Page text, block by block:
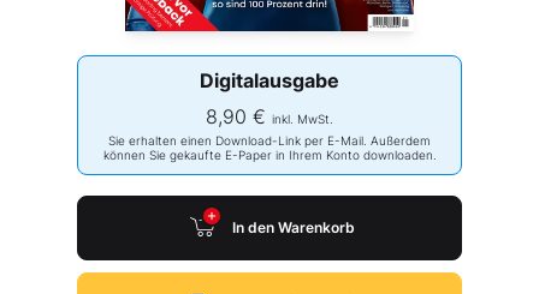
Digitalausgabe
8,90 € inkl. MwSt.
Sie erhalten einen Download-Link per E-Mail. Außerdem
können Sie gekaufte E-Paper in Ihrem Konto downloaden.
In den Warenkorb